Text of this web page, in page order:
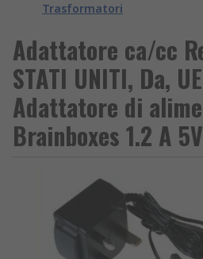
Trasformatori
Adattatore ca/cc
STATI UNITI, Da,
Adattatore di
Brainboxes 1.2 A